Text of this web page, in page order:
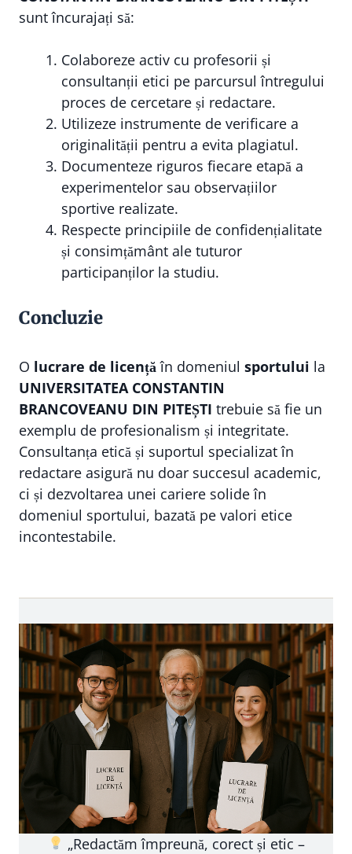
sunt încurajați să:
Colaboreze activ cu profesorii și
consultanții etici pe parcursul întregului
proces de cercetare și redactare.
Utilizeze instrumente de verificare a
originalității pentru a evita plagiatul.
Documenteze riguros fiecare etapă a
experimentelor sau observațiilor
sportive realizate.
Respecte principiile de confidențialitate
și consimțământ ale tuturor
participanților la studiu.
Concluzie
O lucrare de licențăîn domeniul sportului la
UNIVERSITATEA CONSTANTIN
BRANCOVEANU DIN PITEȘTI trebuie să fie un
exemplu de profesionalism și integritate.
Consultanța etică și suportul specializat în
redactare asigură nu doar succesul academic,
ci și dezvoltarea unei cariere solide în
domeniul sportului, bazată pe valori etice
incontestabile.
„Redactăm împreună, corect și etic –